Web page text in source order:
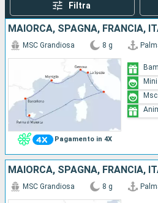
Filtra
MAIORCA, SPAGNA, FRANCIA,
Pagamento in 4X
MSC Grandiosa 8 g
MAIORCA, SPAGNA, FRANCIA,
MSC Grandiosa 8 g